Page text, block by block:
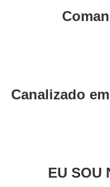
Canalizado
EU SOU